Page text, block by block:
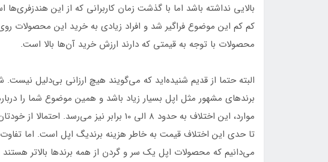
بالایی نداشته باشد اما با گذشت زمان کاربرانی که از این
کم کم این موضوع فراگیر شد و افراد زیادی به خرید این محصولات
محصولات با توجه به قیمتی که دارند ارزش خرید آن‌ها بالا است.
البته حتما از قدیم شنیده‌اید که می‌گویند هیچ ارزانی بی‌دلیل
برندهای مشهور مثل اپل بسیار زیاد باشد و همین موضوع شما را
موارد، این اختلاف به حدود 8 الی 10 برابر
تا حدی این اختلاف قیمت به خاطر هزینه برندیگ اپل است. اما تفاوت
می‌دانیم که محصولات اپل یک سر و گردن از همه برندها بالاتر